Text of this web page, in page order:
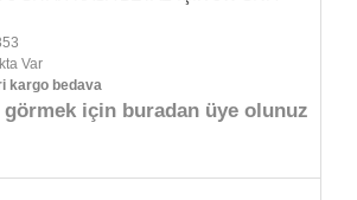
Var
kargo bedava
görmek için buradan üye olunuz